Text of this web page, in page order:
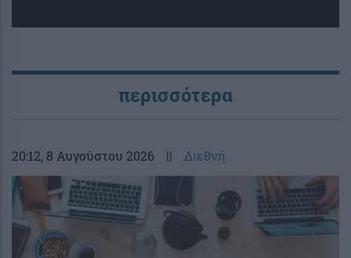
περισσότερα
20:12, 8 Αυγούστου 2026 || Διεθνή